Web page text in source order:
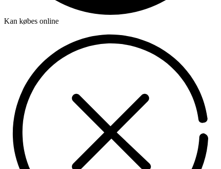
Kan købes online